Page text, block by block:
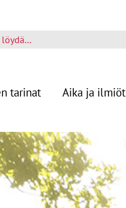
tarinat Aika ja ilmiöt